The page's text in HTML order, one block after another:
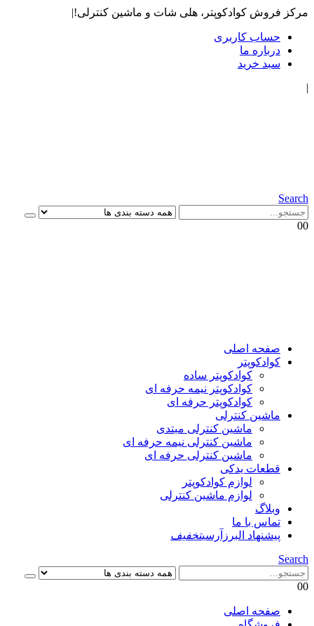
مرکز فروش کوادکوپتر، هلی شات و ماشین کنترلی!|
حساب کاربری
درباره ما
سبد خرید
|
Search
00
صفحه اصلی
کوادکوپتر
کوادکوپتر ساده
کوادکوپتر نیمه حرفه ای
کوادکوپتر حرفه ای
ماشین کنترلی
ماشین کنترلی مبتدی
ماشین کنترلی نیمه حرفه ای
ماشین کنترلی حرفه ای
قطعات یدکی
لوازم کوادکوپتر
لوازم ماشین کنترلی
وبلاگ
تماس با ما
پیشنهاد البرزآرسیتخفیف
Search
00
صفحه اصلی